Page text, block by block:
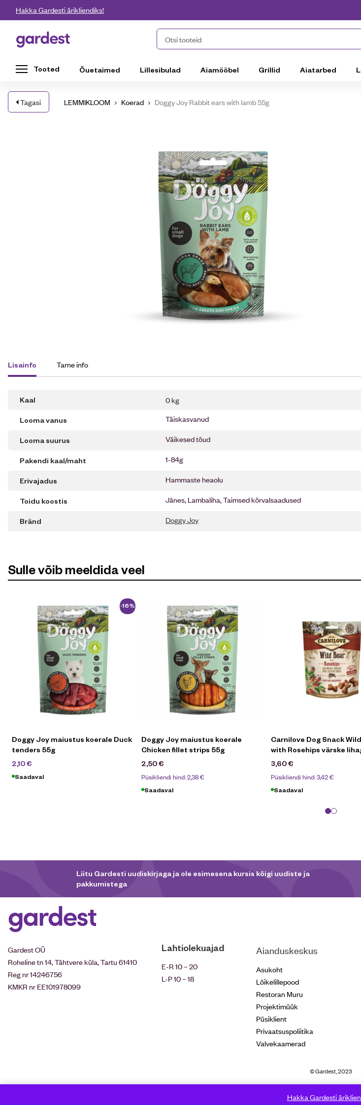
Liigu edasi põhisisu juurde
Hakka Gardesti ärikliendiks!
Gardest Otsi tooteid
Tooted Õuetaimed Lillesibulad Aiamööbel Grillid Aiatarbed
Tagasi LEMMIKLOOM Koerad Doggy Joy Rabbit ears with lamb 55g
Lisainfo Tarne info
Kaal 0 kg
Looma vanus Täiskasvanud
Looma suurus Väikesed tõud
Pakendi kaal/maht 1-84g
Erivajadus Hammaste heaolu
Toidu koostis Jänes, Lambaliha, Taimsed kõrvalsaadused
Bränd Doggy Joy
Sulle võib meeldida veel
-16%
Doggy Joy maiustus koerale Duck
tenders 55g
2,10€
Saadaval
Doggy Joy maiustus koerale
Chicken fillet strips 55g
2,50€
Püsikliendi hind:2,38€
Saadaval
Carnilove Dog Snack
with Rosehips värske
3,60€
Püsikliendi hind:3,42€
Saadaval
Liitu Gardesti uudiskirjaga ja ole esimesena kursis kõigi uudiste ja
pakkumistega
Gardest OÜ
Roheline tn 14, Tähtvere küla, Tartu 61410
Reg nr 14246756
KMKR nr EE101978099
Lahtiolekuajad
E-R 10 – 20
L-P 10 – 18
Aianduskeskus
Asukoht
Lõikelillepood
Restoran Muru
Projektimüük
Püsiklient
Privaatsuspoliitika
Valvekaamerad
© Gardest, 2023
Hakka Gardesti